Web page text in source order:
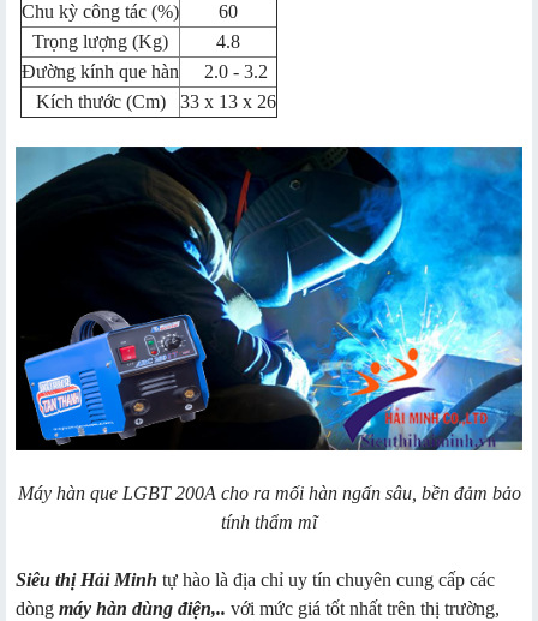
Chu kỳ công tác (%)
60
Trọng lượng (Kg)
4.8
Đường kính que hàn
2.0 - 3.2
Kích thước (Cm)
33 x 13 x 26
Máy hàn que LGBT 200A cho ra mối hàn ngấn sâu, bền đảm bảo
tính thẩm mĩ
Siêu thị Hải Minh tự hào là địa chỉ uy tín chuyên cung cấp các
dòng máy hàn dùng điện,.. với mức giá tốt nhất trên thị trường,